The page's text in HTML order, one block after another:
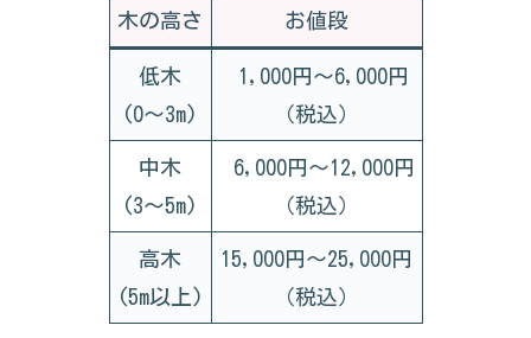
木の高さ お値段
低木
(0～3m)
1,000円～6,000円
（税込）
中木
(3～5m)
6,000円～12,000円
（税込）
高木
(5m以上)
15,000円～25,000円
（税込）